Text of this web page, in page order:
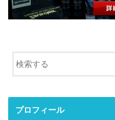
プロフィール